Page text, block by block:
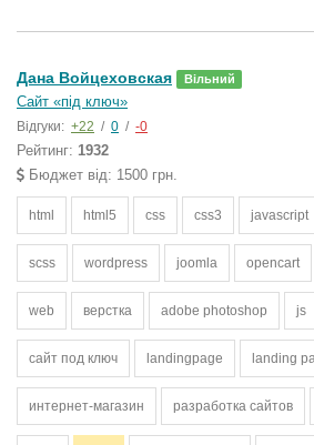
Дана Войцеховская Вільний
Сайт «під ключ»
Відгуки: +22 / 0 / -0
Рейтинг: 1932
Бюджет від: 1500 грн.
html html5 css css3 javascript
scss wordpress joomla opencart
web верстка adobe photoshop js
сайт под ключ landingpage landing
интернет-магазин разработка сайтов